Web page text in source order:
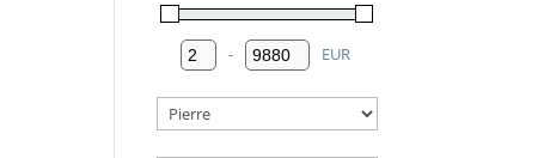
Minimum Price
-
Maximum Price
EUR